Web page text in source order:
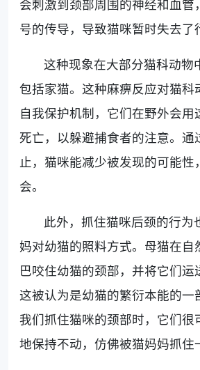
会刺激到颈部周围的神经和血管
号的传导，导致猫咪暂时失去了
这种现象在大部分猫科动物
包括家猫。这种麻痹反应对猫科
自我保护机制，它们在野外会用
死亡，以躲避捕食者的注意。通
止，猫咪能减少被发现的可能性
会。
此外，抓住猫咪后颈的行为
妈对幼猫的照料方式。母猫在自
巴咬住幼猫的颈部，并将它们运
这被认为是幼猫的繁衍本能的一
我们抓住猫咪的颈部时，它们很
地保持不动，仿佛被猫妈妈抓住